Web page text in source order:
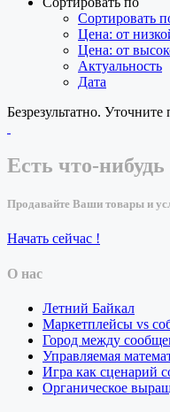
Сортировать
Цена: от
Цена: от
Актуальность
Дата
Безрезультатно.
Есть что-
Продавайте Ваши товары и
Начать сейчас !
О нас
Летний Байкал
Маркетплейсы vs
Город между
Управляемая
Игра как сценарий
Органическое